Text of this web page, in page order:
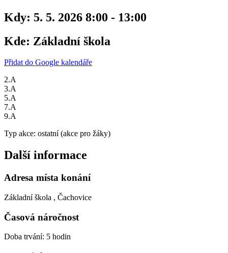
Kdy: 5. 5. 2026 8:00 - 13:00
Kde: Základní škola
Přidat do Google kalendáře
2.A
3.A
5.A
7.A
9.A
Typ akce: ostatní (akce pro žáky)
Další informace
Adresa místa konání
Základní škola , Čachovice
Časová náročnost
Doba trvání: 5 hodin